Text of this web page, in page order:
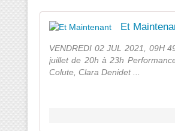
Et
VENDREDI 02 JUL 2021, 09H
juillet de 20h à 23h
Colute, Clara Denidet ...